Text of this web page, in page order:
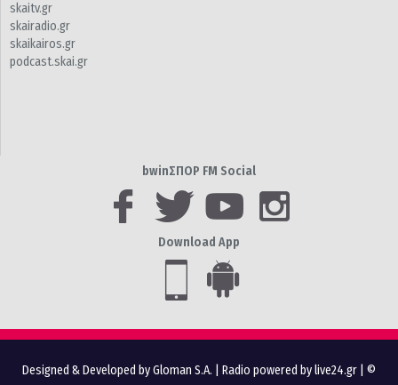
skaitv.gr
skairadio.gr
skaikairos.gr
podcast.skai.gr
bwinΣΠΟΡ FM Social
Download App
Designed & Developed by Gloman S.A. Radio powered by live24.gr | ©